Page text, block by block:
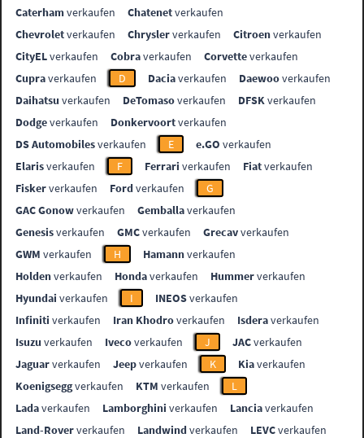
Caterhamverkaufen Chatenetverkaufen
Chevroletverkaufen Chryslerverkaufen Citroenverkaufen
CityELverkaufen Cobraverkaufen Corvetteverkaufen
Cupraverkaufen D Daciaverkaufen Daewooverkaufen
Daihatsu verkaufen DeTomasoverkaufen DFSKverkaufen
Dodgeverkaufen Donkervoortverkaufen
DS Automobilesverkaufen E e.GO verkaufen
Elarisverkaufen F Ferrari verkaufen Fiatverkaufen
Fiskerverkaufen Fordverkaufen
G
GAC Gonowverkaufen Gemballaverkaufen
Genesisverkaufen GMCverkaufen Grecavverkaufen
GWM verkaufen H Hamannverkaufen
Holdenverkaufen Hondaverkaufen Hummerverkaufen
Hyundai verkaufen I INEOSverkaufen
Infiniti verkaufen Iran Khodroverkaufen Isderaverkaufen
Isuzu verkaufen Ivecoverkaufen J JACverkaufen
Jaguarverkaufen Jeepverkaufen K Kiaverkaufen
Koenigseggverkaufen KTM verkaufen
L
Ladaverkaufen Lamborghini verkaufen Lanciaverkaufen
Land-Roververkaufen Landwindverkaufen LEVCverkaufen